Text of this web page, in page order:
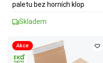
paletu bez horních klop
Skladem
Akce